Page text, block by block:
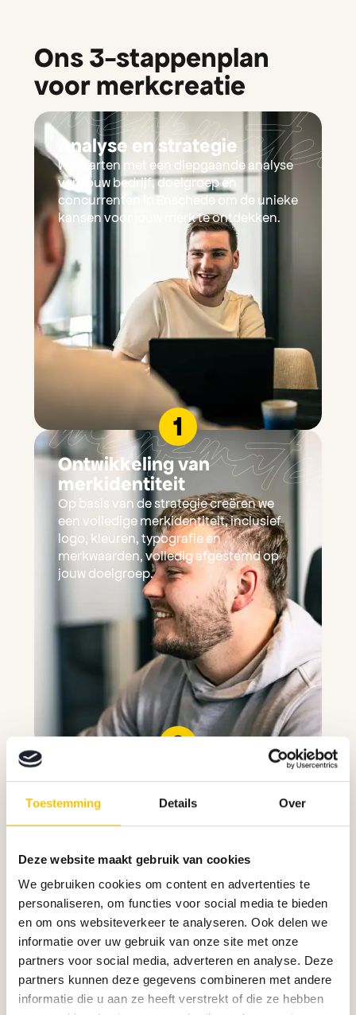
Toestemming Details Over
Deze website maakt gebruik van cookies
We gebruiken cookies om content en advertenties te
personaliseren, om functies voor social media te bieden
en om ons websiteverkeer te analyseren. Ook delen we
informatie over uw gebruik van onze site met onze
partners voor social media, adverteren en analyse. Deze
partners kunnen deze gegevens combineren met andere
informatie die u aan ze heeft verstrekt of die ze hebben
Ons 3-stappenplan
voor merkcreatie
Analyse en strategie
We starten met een diepgaande analyse
van jouw bedrijf, doelgroep en
concurrenten in Enschede om de unieke
kansen voor jouw merk te ontdekken.
Ontwikkeling van
merkidentiteit
Op basis van de strategie creëren we
een volledige merkidentiteit, inclusief
logo, kleuren, typografie en
merkwaarden, volledig afgestemd op
jouw doelgroep.
Implementatie en
optimalisatie
We zorgen dat jouw merk consistent
communicatiekanalen en monitoren de
bij te stellen.